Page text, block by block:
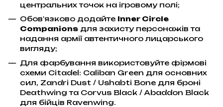
центральних точок на ігровому полі;
Обов'язково додайте Inner Circle
Companions для захисту персонажів та
надання армії автентичного лицарського
вигляду;
Для фарбування використовуйте фірмові
схеми Citadel: Caliban Green для основних
сил, Zandri Dust / Ushabti Bone для броні
Deathwing та Corvus Black / Abaddon Black
для бійців Ravenwing.